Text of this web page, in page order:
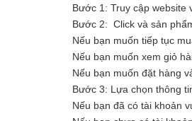
Bước 1: Truy cập website
Bước 2: Click và sản
Nếu bạn muốn tiếp tục
Nếu bạn muốn xem giỏ
Nếu bạn muốn đặt hàng
Bước 3: Lựa chọn thông
Nếu bạn đã có tài khoản